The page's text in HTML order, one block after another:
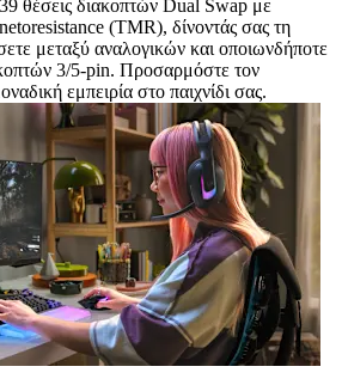
θέσεις διακοπτών Dual Swap με
(TMR), δίνοντάς σας τη
μεταξύ αναλογικών και οποιωνδήποτε
3/5-pin. Προσαρμόστε τον
εμπειρία στο παιχνίδι σας.